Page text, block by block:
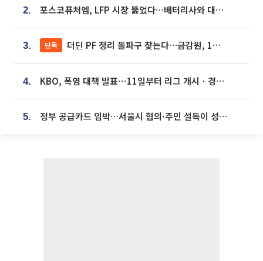
2. 포스코퓨처엠, LFP 시장 뚫었다…배터리사와 대규모 장기 공급 합의
3. 단독 더딘 PF 정리 돌파구 찾는다…금감원, 1년 반 만에 매각설명회 재개
4. KBO, 폭염 대책 발표⋯11일부터 리그 개시ㆍ경기 오후 7시 시작
5. 정부 공급카드 임박…서울시 협의·주민 설득이 성패 가른다 [부동산 해법 전쟁]